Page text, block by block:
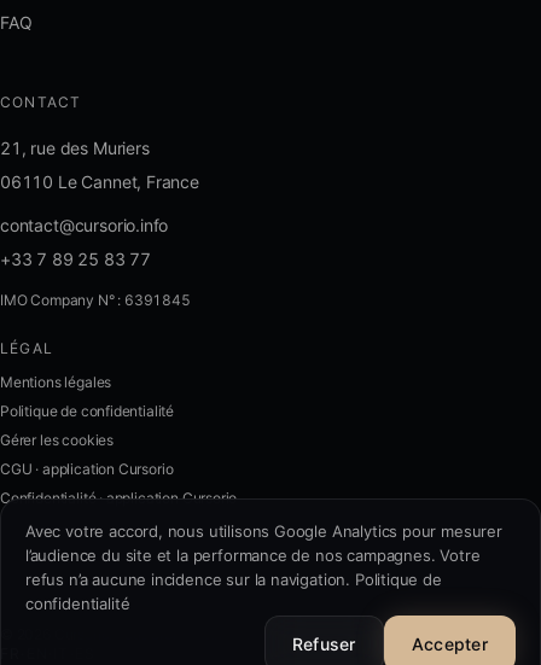
+33 7 89 25 83 77
FAQ
CONTACT
21, rue des Muriers
06110 Le Cannet, France
contact@cursorio.info
+33 7 89 25 83 77
IMO Company N° : 6391845
LÉGAL
Mentions légales
Politique de confidentialité
Gérer les cookies
CGU · application Cursorio
Confidentialité · application Cursorio
Avec votre accord, nous utilisons Google Analytics pour mesurer
l’audience du site et la performance de nos campagnes. Votre
refus n’a aucune incidence sur la navigation. Politique de
confidentialité
Refuser Accepter